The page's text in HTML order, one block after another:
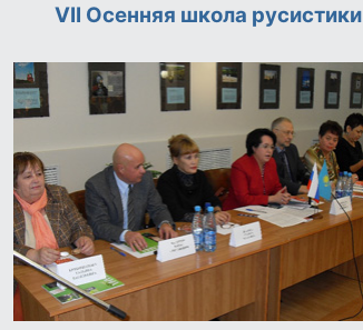
VII Осенняя школа русистики